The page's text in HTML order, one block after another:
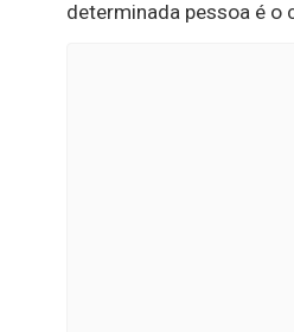
determinada pessoa é o